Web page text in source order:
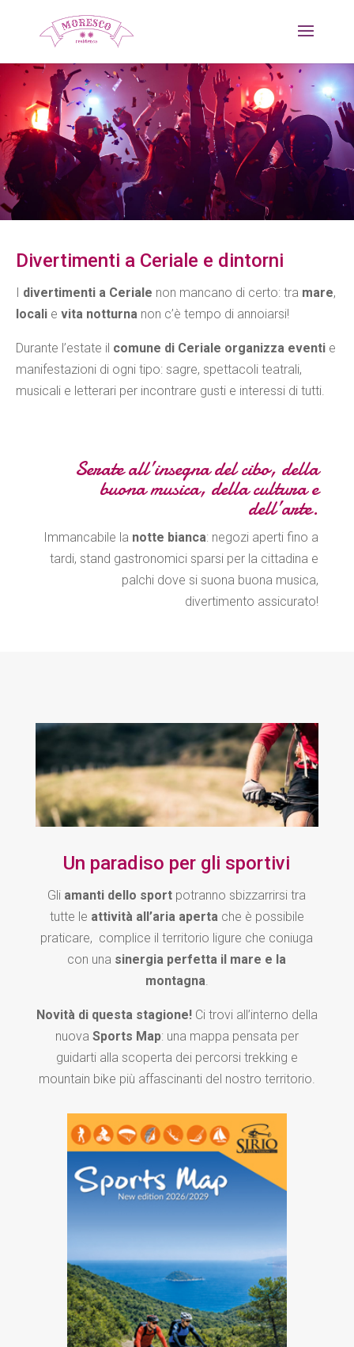
Divertimenti a Ceriale e dintorni
I divertimenti a Ceriale non mancano di certo: tra mare,
localie vita notturnanon c’è tempo di annoiarsi!
Durante l’estate il comune di Ceriale organizza eventie
manifestazioni di ogni tipo: sagre, spettacoli teatrali,
musicali e letterari per incontrare gusti e interessi di tutti.
Serate all’insegna del cibo, della
buona musica, della cultura e
dell’arte.
Immancabile la notte bianca: negozi aperti fino a
tardi, stand gastronomici sparsi per la cittadina e
palchi dove si suona buona musica,
divertimento assicurato!
Un paradiso per gli sportivi
Gli amanti dello sport potranno sbizzarrirsi tra
tutte le attività all’aria aperta che è possibile
praticare, complice il territorio ligure che coniuga
con una sinergia perfetta il mare e la
montagna
Novità di questa stagione!Ci trovi all’interno della
nuova Sports Map: una mappa pensata per
guidarti alla scoperta dei percorsi trekking e
mountain bike più affascinanti del nostro territorio.